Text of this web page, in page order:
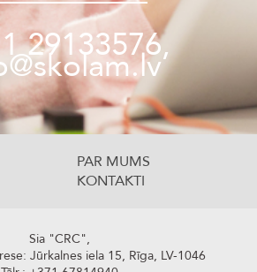
29133576,
PAR MUMS
KONTAKTI
Sia "CRC",
Jūrkalnes iela 15, Rīga, LV-1046